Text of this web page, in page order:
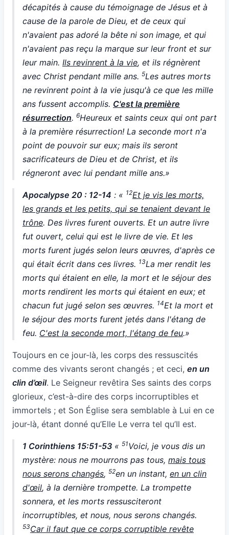
décapités à cause du témoignage de Jésus et à
cause de la parole de Dieu, et de ceux qui
n'avaient pas adoré la bête ni son image, et qui
n'avaient pas reçu la marque sur leur front et sur
leur main. Ils revinrent à la vie, et ils régnèrent
avec Christ pendant mille ans. 5Les autres morts
ne revinrent point à la vie jusqu'à ce que les mille
ans fussent accomplis. C'est la première
résurrection. 6Heureux et saints ceux qui ont part
à la première résurrection! La seconde mort n'a
point de pouvoir sur eux; mais ils seront
sacrificateurs de Dieu et de Christ, et ils
régneront avec lui pendant mille ans.»
Apocalypse 20 : 12-14 : « 12Et je vis les morts,
les grands et les petits, qui se tenaient devant le
trône. Des livres furent ouverts. Et un autre livre
fut ouvert, celui qui est le livre de vie. Et les
morts furent jugés selon leurs œuvres, d'après ce
qui était écrit dans ces livres. 13La mer rendit les
morts qui étaient en elle, la mort et le séjour des
morts rendirent les morts qui étaient en eux; et
chacun fut jugé selon ses œuvres. 14Et la mort et
le séjour des morts furent jetés dans l'étang de
feu. C'est la seconde mort, l'étang de feu.»
Toujours en ce jour-là, les corps des ressuscités
comme des vivants seront changés ; et ceci, en un
clin d’œil. Le Seigneur revêtira Ses saints des corps
glorieux, c’est-à-dire des corps incorruptibles et
immortels ; et Son Église sera semblable à Lui en ce
jour-là, étant donné qu’Elle Le verra tel qu’Il est.
1 Corinthiens 15:51-53 « 51Voici, je vous dis un
mystère: nous ne mourrons pas tous, mais tous
nous serons changés, 52en un instant, en un clin
d'œil, à la dernière trompette. La trompette
sonnera, et les morts ressusciteront
incorruptibles, et nous, nous serons changés.
53Car il faut que ce corps corruptible revête